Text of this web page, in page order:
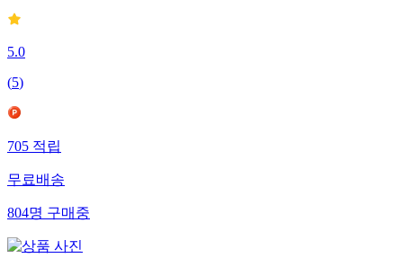
5.0
(5)
705 적립
무료배송
804명 구매중